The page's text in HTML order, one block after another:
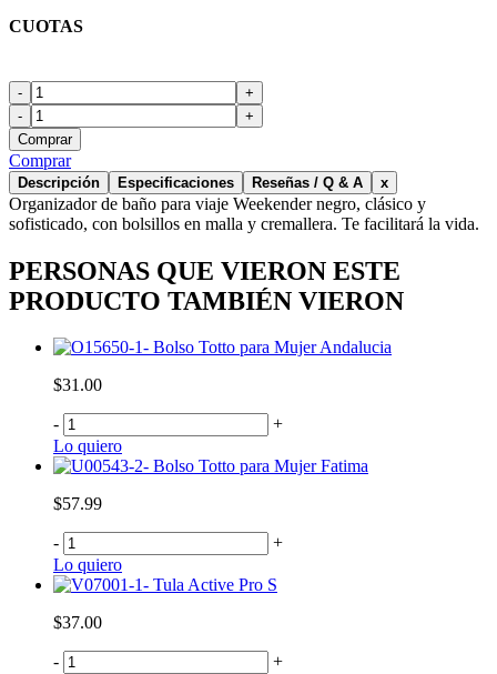
CUOTAS
-
+
-
+
Comprar
Comprar
Descripción Especificaciones Reseñas / Q & A x
Organizador de baño para viaje Weekender negro, clásico y
sofisticado, con bolsillos en malla y cremallera. Te facilitará la vida.
PERSONAS QUE VIERON ESTE
PRODUCTO TAMBIÉN VIERON
Bolso Totto para Mujer Andalucia
$31.00
-
+
Lo quiero
Bolso Totto para Mujer Fatima
$57.99
-
+
Lo quiero
Tula Active Pro S
$37.00
-
+